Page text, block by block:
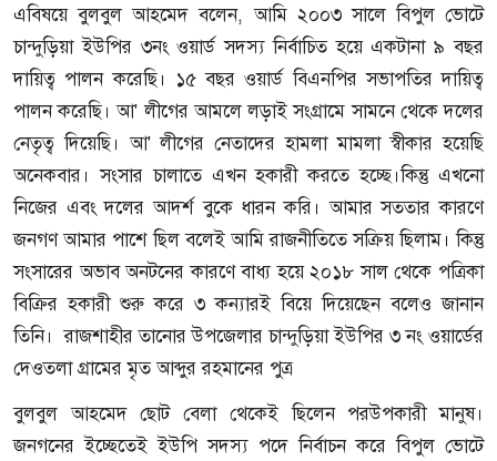
এবিষয়ে বুলবুল আহমেদ বলেন, আমি ২০০৩ সালে বিপুল ভোটে
চান্দুড়িয়া ইউপির ৩নং ওয়ার্ড সদস্য নির্বাচিত হয়ে একটানা ৯ বছর
দায়িত্ব পালন করেছি। ১৫ বছর ওয়ার্ড বিএনপির সভাপতির দায়িত্ব
পালন করেছি। আ' লীগের আমলে লড়াই সংগ্রামে সামনে থেকে দলের
নেতৃত্ব দিয়েছি। আ' লীগের নেতাদের হামলা মামলা স্বীকার হয়েছি
অনেকবার। সংসার চালাতে এখন হকারী করতে হচ্ছে।কিন্তু এখনো
নিজের এবং দলের আদর্শ বুকে ধারন করি। আমার সততার কারণে
জনগণ আমার পাশে ছিল বলেই আমি রাজনীতিতে সক্রিয় ছিলাম। কিন্তু
সংসারের অভাব অনটনের কারণে বাধ্য হয়ে ২০১৮ সাল থেকে পত্রিকা
বিক্রির হকারী শুরু করে ৩ কন্যারই বিয়ে দিয়েছেন বলেও জানান
তিনি। রাজশাহীর তানোর উপজেলার চান্দুড়িয়া ইউপির ৩ নং ওয়ার্ডের
দেওতলা গ্রামের মৃত আব্দুর রহমানের পুত্র
বুলবুল আহমেদ ছোট বেলা থেকেই ছিলেন পরউপকারী মানুষ।
জনগনের ইচ্ছেতেই ইউপি সদস্য পদে নির্বাচন করে বিপুল ভোটে